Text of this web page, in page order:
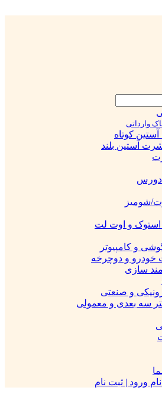
وارداتی
کوتاه
آستین بلند
دورس
شومیز
و اوت لت
و کامپیوتر
خودرو و دوچرخه
سازی
و صنعتی
سه بعدی و معمولی
ورود | ثبت نام